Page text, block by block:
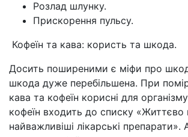
Розлад шлунку.
Прискорення пульсу.
Кофеїн та кава: користь та шкода.
Досить поширеними є міфи про
шкода дуже перебільшена. При
кава та кофеїн корисні для
кофеїн входить до списку «Життєво
найважливіші лікарські